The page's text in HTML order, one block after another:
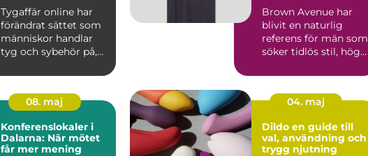
Tygaffär online har
förändrat sättet som
människor handlar
tyg och sybehör på,
st...
Brown Avenue har
blivit en naturlig
referens för män som
söker tidlös stil, hög
08. maj
Konferenslokaler i
Dalarna: När mötet
får mer mening
04. maj
Dildo en guide till
val, användning och
trygg njutning